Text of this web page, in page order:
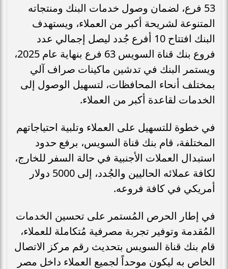
53 فرع، لضمان وصول خدمات البنك ومنتجاته
المتنوعة لشريحة أكبر من العملاء، ويستهدف
البنك افتتاح 10 أفرع جُدد ليصل إجمالي عدد
فروع بنك قناة السويس 63 فرع بنهاية عام 2025،
ويستمر البنك في تدشين ماكينات صراف آلي
بمختلف أنحاء المحافظات، لتسهيل الوصول إلى
الخدمات لقاعدة أكبر من العملاء.
في خطوة للتسهيل على العملاء وتلبية احتياجاتهم
المختلفة، قام بنك قناة السويس، برفع حدود
استبدال العملات الأجنبية في حالة السفر للخارج،
لكافة عملائه الحاليين والجُدد، إلى 5000 دولار
أمريكي في كافة فروعه.
في إطار الحرص المُستمر على تحسين الخدمات
المُقدمة وتوفير تجربة مصرفية مُتكاملة للعملاء،
قام بنك قناة السويس بتحديث رقم مركز الاتصال
الخاص به ليكون موحداً لجميع العملاء داخل مصر